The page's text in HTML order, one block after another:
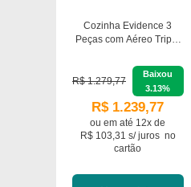
Cozinha Evidence 3
Peças com Aéreo Triplo
Tampo Poliman Móveis
R$ 1.279,77
Baixou
3.13%
R$ 1.239,77
ou em até 12x de
R$ 103,31 s/ juros no
cartão